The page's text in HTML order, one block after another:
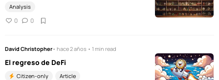
Analysis
0 0
David Christopher• hace 2 años • 1 min read
El regreso de DeFi
Citizen-only Article